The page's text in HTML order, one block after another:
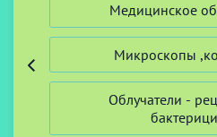
Медицинское
Микроскопы
Облучатели -